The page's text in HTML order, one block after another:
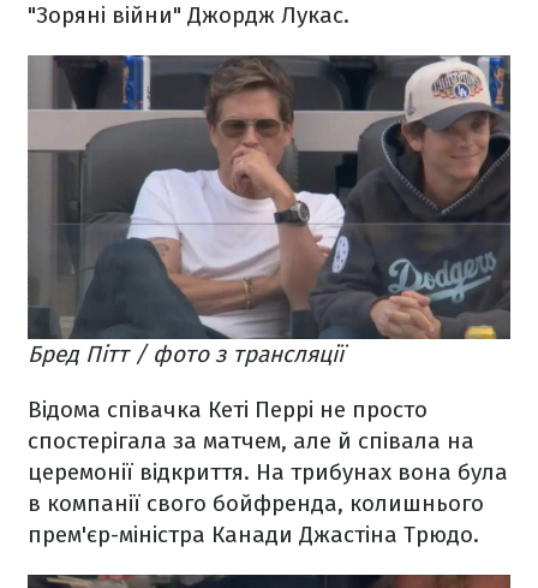
"Зоряні війни" Джордж Лукас.
Бред Пітт / фото з трансляції
Відома співачка Кеті Перрі не просто
спостерігала за матчем, але й співала на
церемонії відкриття. На трибунах вона була
в компанії свого бойфренда, колишнього
прем'єр-міністра Канади Джастіна Трюдо.